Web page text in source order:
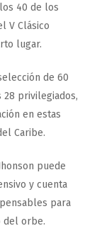
40 de los
V Clásico
lugar.
de 60
privilegiados,
en estas
Caribe.
puede
y cuenta
para
del orbe.